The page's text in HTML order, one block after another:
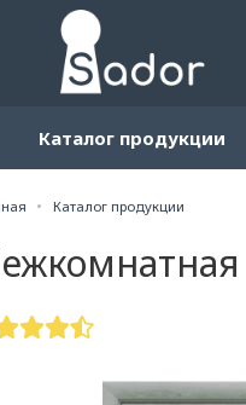
Каталог продукции
Каталог продукции